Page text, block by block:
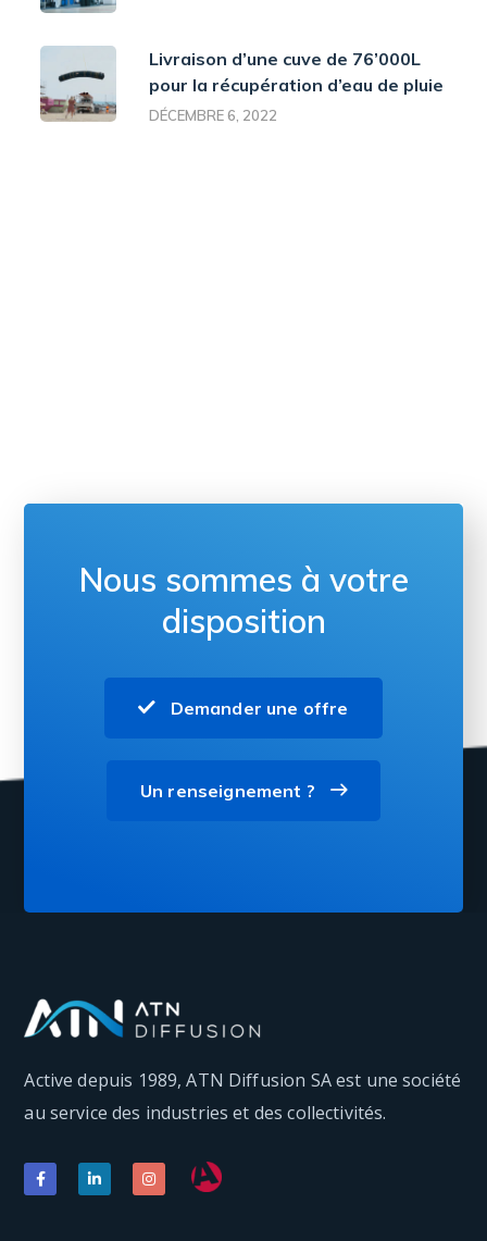
Livraison d’une cuve de 76’000L
pour la récupération d’eau de pluie
DÉCEMBRE 6, 2022
Nous sommes à votre
disposition
Demander une offre
Un renseignement ?
Active depuis 1989, ATN Diffusion SA est une société
au service des industries et des collectivités.